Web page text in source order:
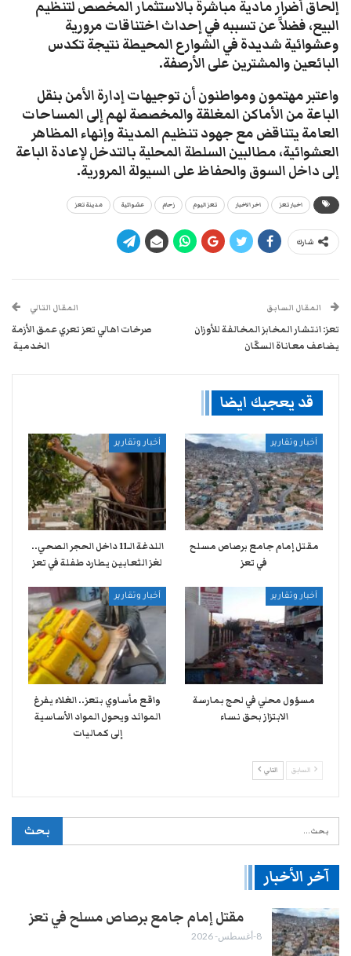
إلحاق أضرار مادية مباشرة بالاستثمار المخصص لتنظيم
البيع، فضلاً عن تسببه في إحداث اختناقات مرورية
وعشوائية شديدة في الشوارع المحيطة نتيجة تكدس
البائعين والمشترين على الأرصفة.
واعتبر مهتمون ومواطنون أن توجيهات إدارة الأمن بنقل
الباعة من الأماكن المغلقة والمخصصة لهم إلى المساحات
العامة يتناقض مع جهود تنظيم المدينة وإنهاء المظاهر
العشوائية، مطالبين السلطة المحلية بالتدخل لإعادة الباعة
إلى داخل السوق والحفاظ على السيولة المرورية.
اخبار تعز اخر الاخبار تعز اليوم زحام عشوائية مدينة تعز
شارك
المقال السابق
تعز: انتشار المخابز المخالفة للأوزان
يضاعف معاناة السكّان
المقال التالي
صرخات اهالي تعز تعري عمق الأزمة
الخدمية ​
قد يعجبك ايضا
أخبار وتقارير
مقتل إمام جامع برصاص مسلح
في تعز
أخبار وتقارير
اللدغة الـ11 داخل الحجر الصحي..
لغز الثعابين يطارد طفلة في تعز
أخبار وتقارير
مسؤول محلي في لحج بمارسة
الابتزاز بحق نساء
أخبار وتقارير
واقع مأساوي بتعز.. الغلاء يفرغ
الموائد ويحول المواد الأساسية
إلى كماليات
السابق التالي
آخر الأخبار
مقتل إمام جامع برصاص مسلح في تعز
8-أغسطس- 2026